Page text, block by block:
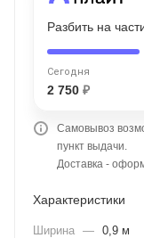
Разбить на
Сегодня
2 750 ₽
Самовывоз
пункт выдачи.
Доставка -
Характеристики
Ширина — 0,9 м
недели